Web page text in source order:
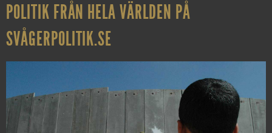
POLITIK FRÅN HELA VÄRLDEN PÅ
SVÅGERPOLITIK.SE